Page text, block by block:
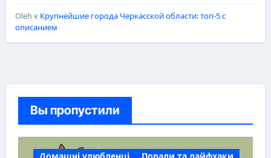
Oleh к Крупнейшие города Черкасской области: топ-5 с
описанием
Вы пропустили